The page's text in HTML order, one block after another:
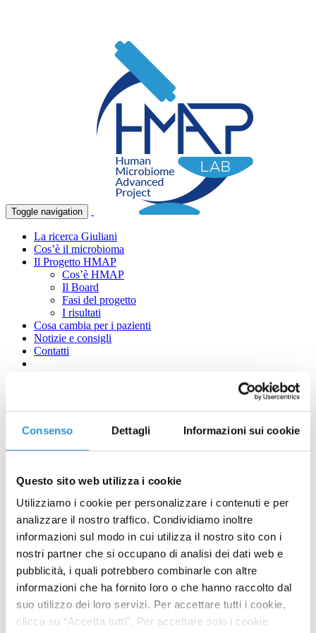
Consenso Dettagli Informazioni sui cookie
Questo sito web utilizza i cookie
Utilizziamo i cookie per personalizzare i contenuti e per
analizzare il nostro traffico. Condividiamo inoltre
informazioni sul modo in cui utilizza il nostro sito con i
nostri partner che si occupano di analisi dei dati web e
pubblicità, i quali potrebbero combinarle con altre
informazioni che ha fornito loro o che hanno raccolto dal
suo utilizzo dei loro servizi. Per accettare tutti i cookie,
clicca su “Accetta tutti”. Per accettare solo i cookie
Toggle navigation
La ricerca Giuliani
Cos’è il microbioma
Il Progetto HMAP
Cos’è HMAP
Il Board
Fasi del progetto
I risultati
Cosa cambia per i pazienti
Notizie e consigli
Contatti
Microbioma ed evoluzione,
quali sono le relazioni tra loro